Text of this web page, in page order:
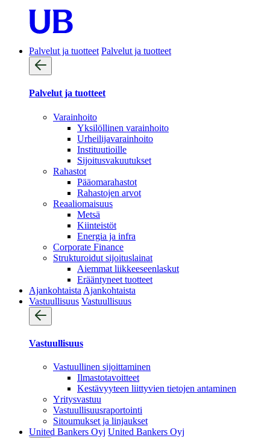
Palvelut ja tuotteet Palvelut ja tuotteet
Palvelut ja tuotteet
Varainhoito
Yksilöllinen varainhoito
Urheilijavarainhoito
Instituutioille
Sijoitusvakuutukset
Rahastot
Pääomarahastot
Rahastojen arvot
Reaaliomaisuus
Metsä
Kiinteistöt
Energia ja infra
Corporate Finance
Strukturoidut sijoituslainat
Aiemmat liikkeeseenlaskut
Erääntyneet tuotteet
Ajankohtaista Ajankohtaista
Vastuullisuus Vastuullisuus
Vastuullisuus
Vastuullinen sijoittaminen
Ilmastotavoitteet
Kestävyyteen liittyvien tietojen antaminen
Yritysvastuu
Vastuullisuus­raportointi
Sitoumukset ja linjaukset
United Bankers Oyj United Bankers Oyj